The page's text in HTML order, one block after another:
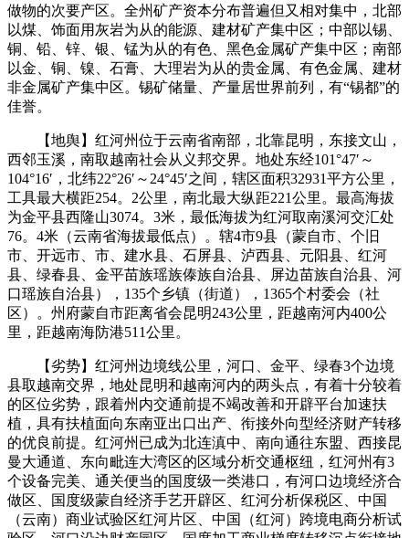
做物的次要产区。全州矿产资本分布普遍但又相对集中，北部
以煤、饰面用灰岩为从的能源、建材矿产集中区；中部以锡、
铜、铅、锌、银、锰为从的有色、黑色金属矿产集中区；南部
以金、铜、镍、石膏、大理岩为从的贵金属、有色金属、建材
非金属矿产集中区。锡矿储量、产量居世界前列，有“锡都”的
佳誉。
【地舆】红河州位于云南省南部，北靠昆明，东接文山，
西邻玉溪，南取越南社会从义邦交界。地处东经101°47′～
104°16′，北纬22°26′～24°45′之间，辖区面积32931平方公里，
工具最大横距254。2公里，南北最大纵距221公里。最高海拔
为金平县西隆山3074。3米，最低海拔为红河取南溪河交汇处
76。4米（云南省海拔最低点）。辖4市9县（蒙自市、个旧
市、开远市、市、建水县、石屏县、泸西县、元阳县、红河
县、绿春县、金平苗族瑶族傣族自治县、屏边苗族自治县、河
口瑶族自治县），135个乡镇（街道），1365个村委会（社
区）。州府蒙自市距离省会昆明243公里，距越南河内400公
里，距越南海防港511公里。
【劣势】红河州边境线公里，河口、金平、绿春3个边境
县取越南交界，地处昆明和越南河内的两头点，有着十分较着
的区位劣势，跟着州内交通前提不竭改善和开辟平台加速扶
植，具有扶植面向东南亚出口出产、衔接外向型经济财产转移
的优良前提。红河州已成为北连滇中、南向通往东盟、西接昆
曼大通道、东向毗连大湾区的区域分析交通枢纽，红河州有3
个设备完美、通关便当的国度级一类港口，有河口边境经济合
做区、国度级蒙自经济手艺开辟区、红河分析保税区、中国
（云南）商业试验区红河片区、中国（红河）跨境电商分析试